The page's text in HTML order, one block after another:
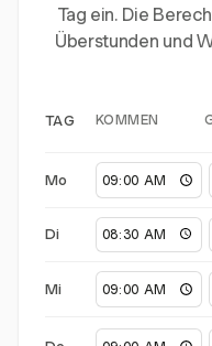
Tag ein. Die
Überstunden und
TAG KOMMEN
Mo
Di
Mi